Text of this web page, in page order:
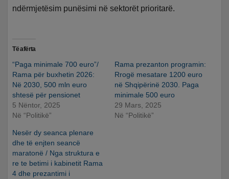
ndërmjetësim punësimi në sektorët prioritarë.
Të afërta
“Paga minimale 700 euro”/
Rama për buxhetin 2026:
Në 2030, 500 mln euro
shtesë për pensionet
5 Nëntor, 2025
Në “Politikë”
Rama prezanton programin:
Rrogë mesatare 1200 euro
në Shqipërinë 2030. Paga
minimale 500 euro
29 Mars, 2025
Në “Politikë”
Nesër dy seanca plenare
dhe të enjten seancë
maratonë / Nga struktura e
re te betimi i kabinetit Rama
4 dhe prezantimi i